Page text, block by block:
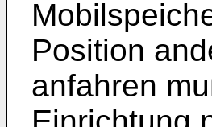
Position
anfahren